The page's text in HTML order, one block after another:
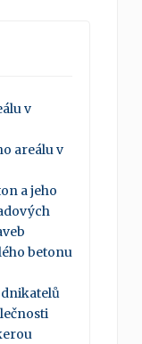
v
areálu v
a jeho
betonu